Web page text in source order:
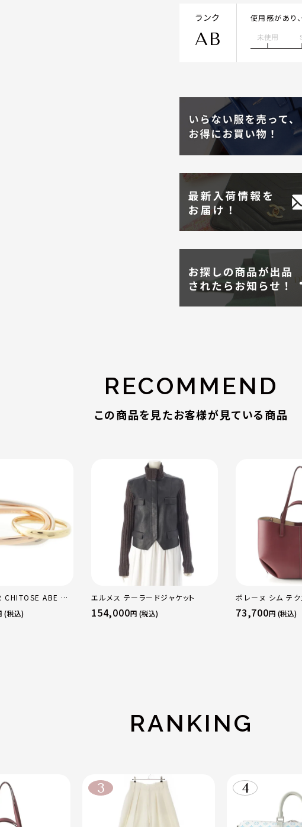
ランク
AB
使用感があり
未使用
RECOMMEND
この商品を見たお客様が見ている商品
CHITOSE ABE OF
YG×PG×WG
指輪 マルチカラー
(税込)
エルメス テーラードジャケット
154,000円 (税込)
ポレーヌ シム テ
レザー トートバッ
レギュラー
73,700円 (税込)
RANKING